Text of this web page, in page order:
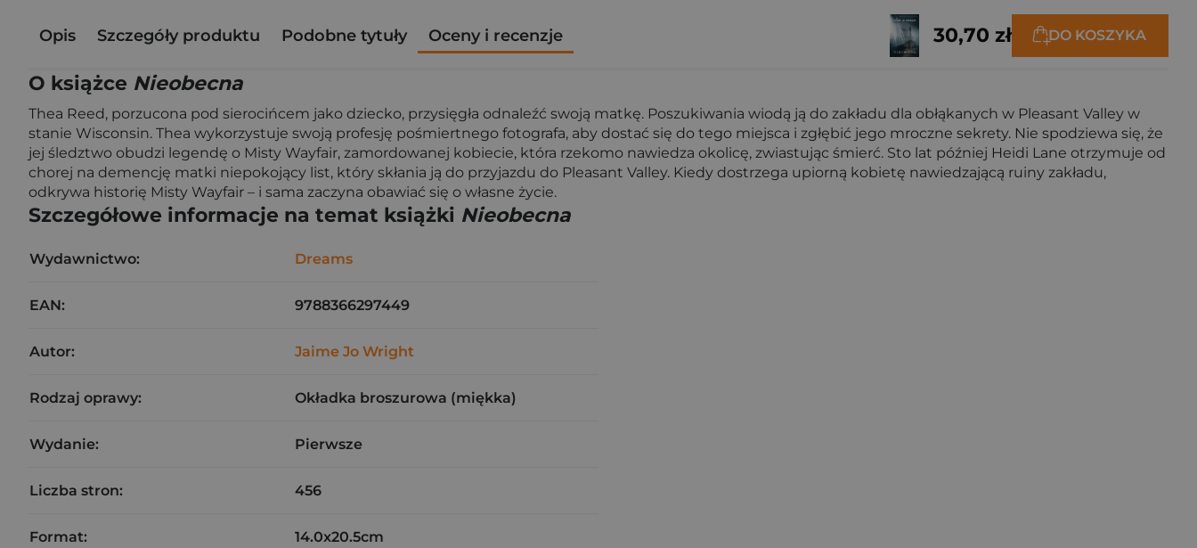
Opis Szczegóły produktu Podobne tytuły Oceny i recenzje 30,70 zł DO KOSZYKA
O książce Nieobecna
Thea Reed, porzucona pod sierocińcem jako dziecko, przysięgła odnaleźć swoją matkę. Poszukiwania wiodą ją do zakładu dla obłąkanych w Pleasant Valley w
stanie Wisconsin. Thea wykorzystuje swoją profesję pośmiertnego fotografa, aby dostać się do tego miejsca i zgłębić jego mroczne sekrety. Nie spodziewa się, że
jej śledztwo obudzi legendę o Misty Wayfair, zamordowanej kobiecie, która rzekomo nawiedza okolicę, zwiastując śmierć. Sto lat później Heidi Lane otrzymuje od
chorej na demencję matki niepokojący list, który skłania ją do przyjazdu do Pleasant Valley. Kiedy dostrzega upiorną kobietę nawiedzającą ruiny zakładu,
odkrywa historię Misty Wayfair – i sama zaczyna obawiać się o własne życie.
Szczegółowe informacje na temat książki Nieobecna
Wydawnictwo: Dreams
EAN: 9788366297449
Autor: Jaime Jo Wright
Rodzaj oprawy: Okładka broszurowa (miękka)
Wydanie: Pierwsze
Liczba stron: 456
Format: 14.0x20.5cm